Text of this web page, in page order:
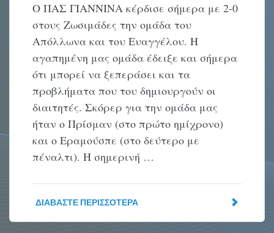
Ο ΠΑΣ ΓΙΑΝΝΙΝΑ κέρδισε σήμερα με 2-0
στους Ζωσιμάδες την ομάδα του
Απόλλωνα και του Ευαγγέλου. Η
αγαπημένη μας ομάδα έδειξε και σήμερα
ότι μπορεί να ξεπεράσει και τα
προβλήματα που του δημιουργούν οι
διαιτητές. Σκόρερ για την ομάδα μας
ήταν ο Πρίσμαν (στο πρώτο ημίχρονο)
και ο Εραμούσπε (στο δεύτερο με
πέναλτι). Η σημερινή …
ΔΙΑΒΆΣΤΕ ΠΕΡΙΣΣΌΤΕΡΑ